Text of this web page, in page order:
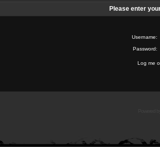
Please enter
Username:
Password:
Log me